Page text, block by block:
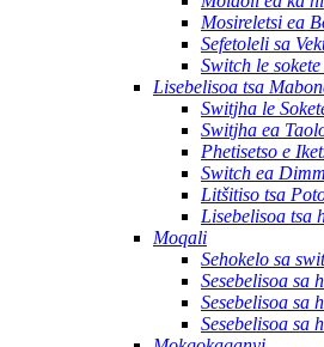
Mosireletsi ea
Sefetoleli sa
Switch le
Lisebelisoa tsa
Switjha le
Switjha ea
Phetisetso e
Switch ea
Litšitiso tsa
Lisebelisoa tsa
Moqali
Sehokelo sa
Sesebelisoa sa
Sesebelisoa sa
Sesebelisoa sa